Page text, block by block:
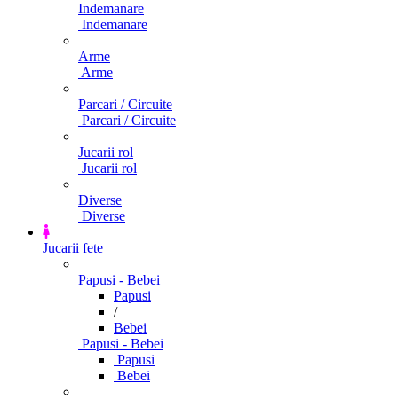
Indemanare
Indemanare
Arme
Arme
Parcari / Circuite
Parcari / Circuite
Jucarii rol
Jucarii rol
Diverse
Diverse
Jucarii fete
Papusi - Bebei
Papusi
/
Bebei
Papusi - Bebei
Papusi
Bebei